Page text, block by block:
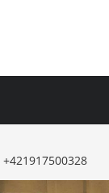
+421917500328